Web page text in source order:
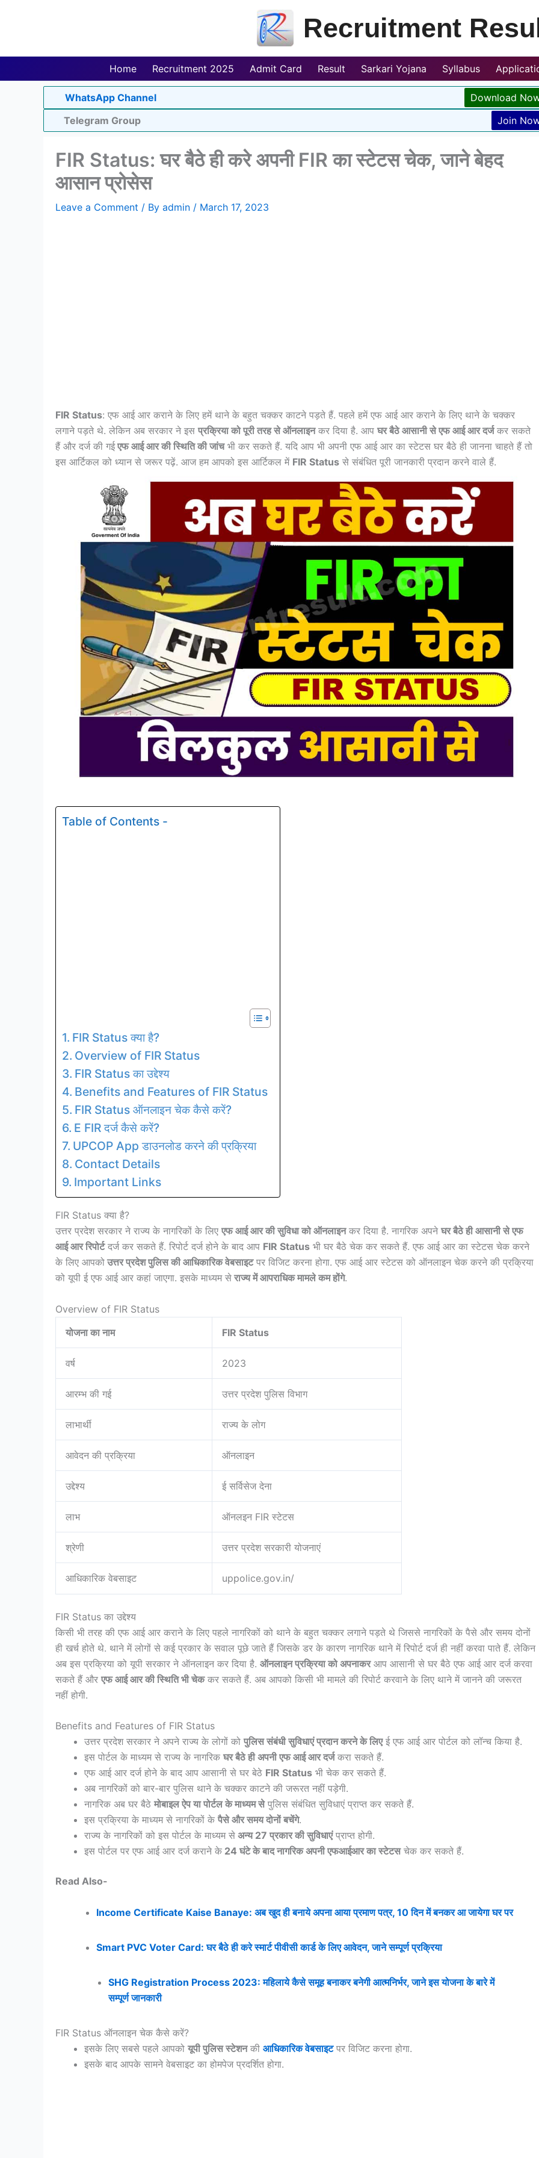
Recruitment
Home Recruitment 2025 Admit Card Result Sarkari Yojana Syllabus
WhatsApp Channel
Download
Telegram Group
Join
FIR Status: घर बैठे ही करे अपनी FIR का स्टेटस चेक, जाने बेहद
आसान प्रोसेस
Leave a Comment / By admin / March 17, 2023
FIR Status: एफ आई आर कराने के लिए हमें थाने के बहुत चक्कर काटने पड़ते हैं. पहले हमें एफ आई आर कराने के लिए थाने के चक्कर
लगाने पड़ते थे. लेकिन अब सरकार ने इस प्रक्रिया को पूरी तरह से ऑनलाइनकर दिया है. आप घर बैठे आसानी से एफ आई आर दर्जकर सकते
हैं और दर्ज की गईएफ आई आर की स्थिति की जांचभी कर सकते हैं. यदि आप भी अपनी एफ आई आर का स्टेटस घर बैठे ही जानना चाहते हैं तो
इस आर्टिकल को ध्यान से जरूर पढ़ें. आज हम आपको इस आर्टिकल में FIR Status से संबंधित पूरी जानकारी प्रदान करने वाले हैं.
Table of Contents -
FIR Status क्या है?
Overview of FIR Status
FIR Status का उद्देश्य
Benefits and Features of FIR Status
FIR Status ऑनलाइन चेक कैसे करें?
E FIR दर्ज कैसे करें?
UPCOP App डाउनलोड करने की प्रक्रिया
Contact Details
Important Links
FIR Status क्या है?
उत्तर प्रदेश सरकार ने राज्य के नागरिकों के लिए एफ आई आर की सुविधा को ऑनलाइनकर दिया है. नागरिक अपने घर बैठे ही आसानी से एफ
आई आर रिपोर्टदर्ज कर सकते हैं. रिपोर्ट दर्ज होने के बाद आप FIR Status भी घर बैठे चेक कर सकते हैं. एफ आई आर का स्टेटस चेक करने
के लिए आपको उत्तर प्रदेश पुलिस की आधिकारिक वेबसाइटपर विजिट करना होगा. एफ आई आर स्टेटस को ऑनलाइन चेक करने की प्रक्रिया
को यूपी ई एफ आई आर कहां जाएगा. इसके माध्यम से राज्य में आपराधिक मामले कम होंगे.
Overview of FIR Status
योजना का नाम
FIR Status
वर्ष 2023
आरम्भ की गई उत्तर प्रदेश पुलिस विभाग
लाभार्थी राज्य के लोग
आवेदन की प्रक्रिया ऑनलाइन
उद्देश्य ई सर्विसेज देना
लाभ ऑनलइन FIR स्टेटस
श्रेणी उत्तर प्रदेश सरकारी योजनाएं
आधिकारिक वेबसाइट uppolice.gov.in/
FIR Status का उद्देश्य
किसी भी तरह की एफ आई आर कराने के लिए पहले नागरिकों को थाने के बहुत चक्कर लगाने पड़ते थे जिससे नागरिकों के पैसे और समय दोनों
ही खर्च होते थे. थाने में लोगों से कई प्रकार के सवाल पूछे जाते हैं जिसके डर के कारण नागरिक थाने में रिपोर्ट दर्ज ही नहीं करवा पाते हैं. लेकिन
अब इस प्रक्रिया को यूपी सरकार ने ऑनलाइन कर दिया है. ऑनलाइन प्रक्रिया को अपनाकरआप आसानी से घर बैठे एफ आई आर दर्ज करवा
सकते हैं और एफ आई आर की स्थिति भी चेककर सकते हैं. अब आपको किसी भी मामले की रिपोर्ट करवाने के लिए थाने में जानने की जरूरत
नहीं होगी.
Benefits and Features of FIR Status
उत्तर प्रदेश सरकार ने अपने राज्य के लोगों को पुलिस संबंधी सुविधाएं प्रदान करने के लिएई एफ आई आर पोर्टल को लॉन्च किया है.
इस पोर्टल के माध्यम से राज्य के नागरिक घर बैठे ही अपनी एफ आई आर दर्जकरा सकते हैं.
एफ आई आर दर्ज होने के बाद आप आसानी से घर बेठे FIR Status भी चेक कर सकते हैं.
अब नागरिकों को बार-बार पुलिस थाने के चक्कर काटने की जरूरत नहीं पड़ेगी.
नागरिक अब घर बैठे मोबाइल ऐप या पोर्टल के माध्यम सेपुलिस संबंधित सुविधाएं प्राप्त कर सकते हैं.
इस प्रक्रिया के माध्यम से नागरिकों के पैसे और समय दोनों बचेंगे.
राज्य के नागरिकों को इस पोर्टल के माध्यम से अन्य 27 प्रकार की सुविधाएंप्राप्त होगी.
इस पोर्टल पर एफ आई आर दर्ज कराने के 24 घंटे के बाद नागरिक अपनी एफआईआर का स्टेटसचेक कर सकते हैं.
Read Also-
Income Certificate Kaise Banaye: अब खुद ही बनाये अपना आया प्रमाण पत्र, 10 दिन में बनकर आ जायेगा घर पर
Smart PVC Voter Card: घर बैठे ही करे स्मार्ट पीवीसी कार्ड के लिए आवेदन, जाने सम्पूर्ण प्रक्रिया
SHG Registration Process 2023: महिलाये कैसे समूह बनाकर बनेगी आत्मनिर्भर, जाने इस योजना के बारे में
सम्पूर्ण जानकारी
FIR Status ऑनलाइन चेक कैसे करें?
इसके लिए सबसे पहले आपको यूपी पुलिस स्टेशनकी आधिकारिक वेबसाइटपर विजिट करना होगा.
इसके बाद आपके सामने वेबसाइट का होमपेज प्रदर्शित होगा.